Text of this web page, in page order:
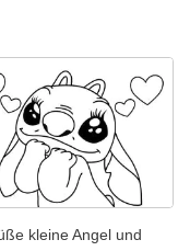
kleine Angel und